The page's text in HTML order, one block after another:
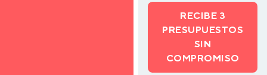
RECIBE 3
PRESUPUESTOS
SIN
COMPROMISO